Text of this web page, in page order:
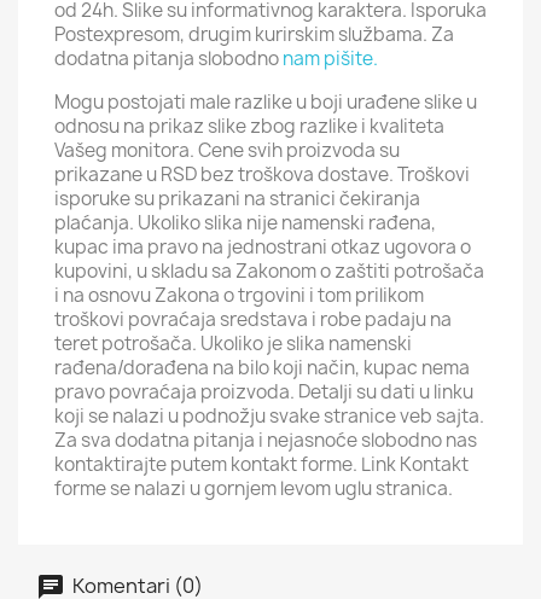
od 24h. Slike su informativnog karaktera. Isporuka
Postexpresom, drugim kurirskim službama. Za
dodatna pitanja slobodnonam pišite.
Mogu postojati male razlike u boji urađene slike u
odnosu na prikaz slike zbog razlike i kvaliteta
Vašeg monitora. Cene svih proizvoda su
prikazane u RSD bez troškova dostave. Troškovi
isporuke su prikazani na stranici čekiranja
plaćanja. Ukoliko slika nije namenski rađena,
kupac ima pravo na jednostrani otkaz ugovora o
kupovini, u skladu sa Zakonom o zaštiti potrošača
i na osnovu Zakona o trgovini i tom prilikom
troškovi povraćaja sredstava i robe padaju na
teret potrošača. Ukoliko je slika namenski
rađena/dorađena na bilo koji način, kupac nema
pravo povraćaja proizvoda. Detalji su dati u linku
koji se nalazi u podnožju svake stranice veb sajta.
Za sva dodatna pitanja i nejasnoće slobodno nas
kontaktirajte putem kontakt forme. Link Kontakt
forme se nalazi u gornjem levom uglu stranica.
Komentari (0)